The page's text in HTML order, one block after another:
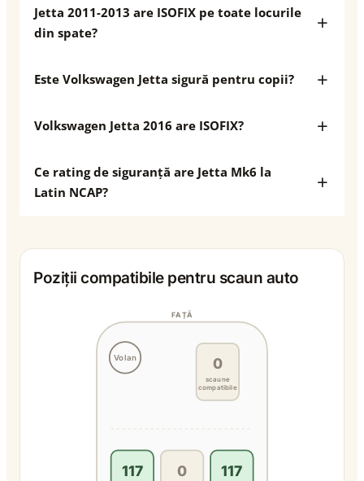
Jetta 2011-2013 are ISOFIX pe toate locurile
din spate?
Este Volkswagen Jetta sigură pentru copii?
Volkswagen Jetta 2016 are ISOFIX?
Ce rating de siguranță are Jetta Mk6 la
Latin NCAP?
Poziții compatibile pentru scaun auto
Volan
FAȚĂ
0
scaune
compatibile
117 0 117